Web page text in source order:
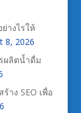
างไรให้
8, 2026
ผลิตน้ำดื่ม
าง SEO เพื่อ